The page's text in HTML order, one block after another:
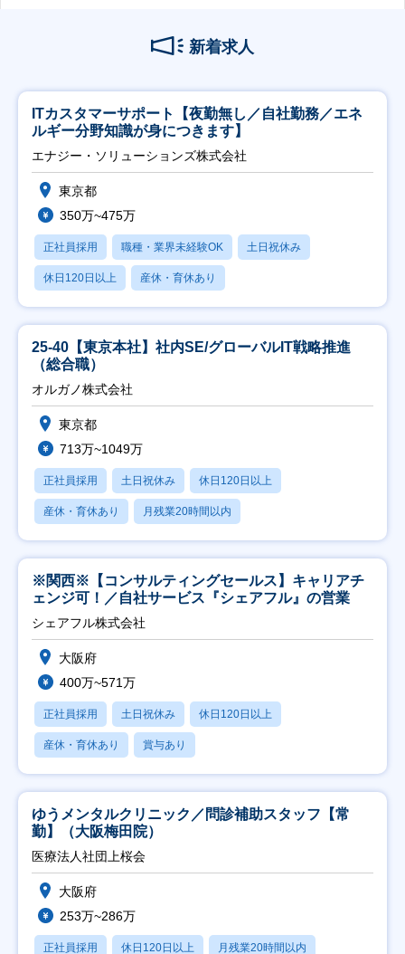
新着求人
ITカスタマーサポート【夜勤無し／自社勤務／エネ
ルギー分野知識が身につきます】
エナジー・ソリューションズ株式会社
東京都
350万~475万
正社員採用 職種・業界未経験OK 土日祝休み
休日120日以上 産休・育休あり
25-40【東京本社】社内SE/グローバルIT戦略推進
（総合職）
オルガノ株式会社
東京都
713万~1049万
正社員採用 土日祝休み 休日120日以上
産休・育休あり 月残業20時間以内
※関西※【コンサルティングセールス】キャリアチ
ェンジ可！／自社サービス『シェアフル』の営業
シェアフル株式会社
大阪府
400万~571万
正社員採用 土日祝休み 休日120日以上
産休・育休あり 賞与あり
ゆうメンタルクリニック／問診補助スタッフ【常
勤】（大阪梅田院）
医療法人社団上桜会
大阪府
253万~286万
正社員採用 休日120日以上 月残業20時間以内